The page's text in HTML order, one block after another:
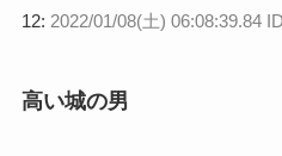
12: 2022/01/08(土) 06:08:39.84
高い城の男